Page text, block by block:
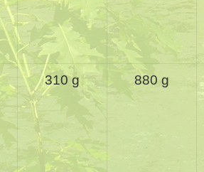
310 g 880 g